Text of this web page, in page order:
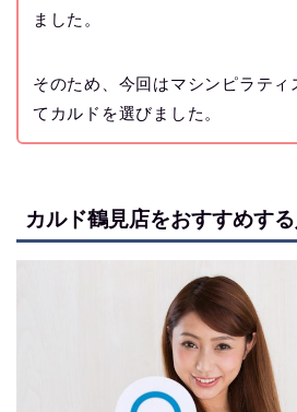
ました。
そのため、今回はマシンピラティ
てカルドを選びました。
カルド鶴見店をおすすめする